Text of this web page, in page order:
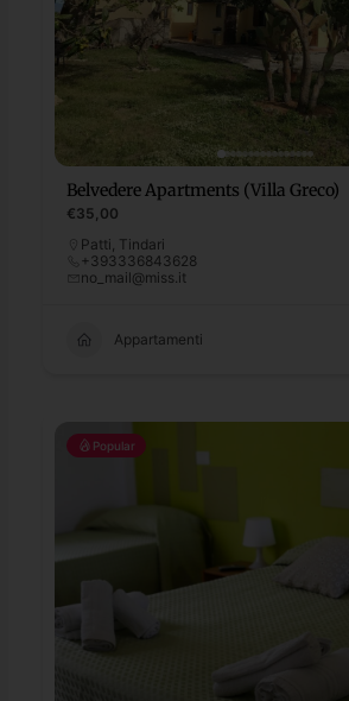
Belvedere Apartments (Villa Greco)
€35,00
Patti Tindari
+393336843628
no_mail@miss.it
Appartamenti
Popular